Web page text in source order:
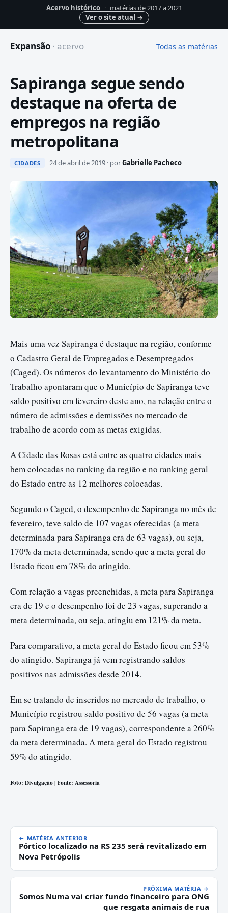
Acervo histórico · matérias de 2017 a 2021
Ver o site atual →
Expansão · acervo Todas as matérias
Sapiranga segue sendo
destaque na oferta de
empregos na região
metropolitana
CIDADES 24 de abril de 2019 · porGabrielle Pacheco
Mais uma vez Sapiranga é destaque na região, conforme
o Cadastro Geral de Empregados e Desempregados
(Caged). Os números do levantamento do Ministério do
Trabalho apontaram que o Município de Sapiranga teve
saldo positivo em fevereiro deste ano, na relação entre o
número de admissões e demissões no mercado de
trabalho de acordo com as metas exigidas.
A Cidade das Rosas está entre as quatro cidades mais
bem colocadas no ranking da região e no ranking geral
do Estado entre as 12 melhores colocadas.
Segundo o Caged, o desempenho de Sapiranga no mês de
fevereiro, teve saldo de 107 vagas oferecidas (a meta
determinada para Sapiranga era de 63 vagas), ou seja,
170% da meta determinada, sendo que a meta geral do
Estado ficou em 78% do atingido.
Com relação a vagas preenchidas, a meta para Sapiranga
era de 19 e o desempenho foi de 23 vagas, superando a
meta determinada, ou seja, atingiu em 121% da meta.
Para comparativo, a meta geral do Estado ficou em 53%
do atingido. Sapiranga já vem registrando saldos
positivos nas admissões desde 2014.
Em se tratando de inseridos no mercado de trabalho, o
Município registrou saldo positivo de 56 vagas (a meta
para Sapiranga era de 19 vagas), correspondente a 260%
da meta determinada. A meta geral do Estado registrou
59% do atingido.
Foto: Divulgação | Fonte: Assessoria
← MATÉRIA ANTERIOR
Pórtico localizado na RS 235 será revitalizado em
Nova Petrópolis
PRÓXIMA MATÉRIA →
Somos Numa vai criar fundo financeiro para ONG
que resgata animais de rua